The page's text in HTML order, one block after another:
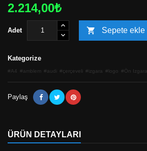
2.214,00₺
Adet  Sepete ekle
Kategorize
A4 amblem audi çerçeveli izgara logo Ön Izgara
Paylaş
ÜRÜN DETAYLARI